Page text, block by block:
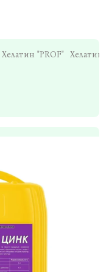
Хелатин "PROF"